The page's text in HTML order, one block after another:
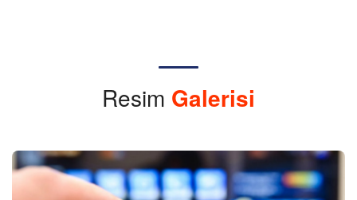
Resim Galerisi